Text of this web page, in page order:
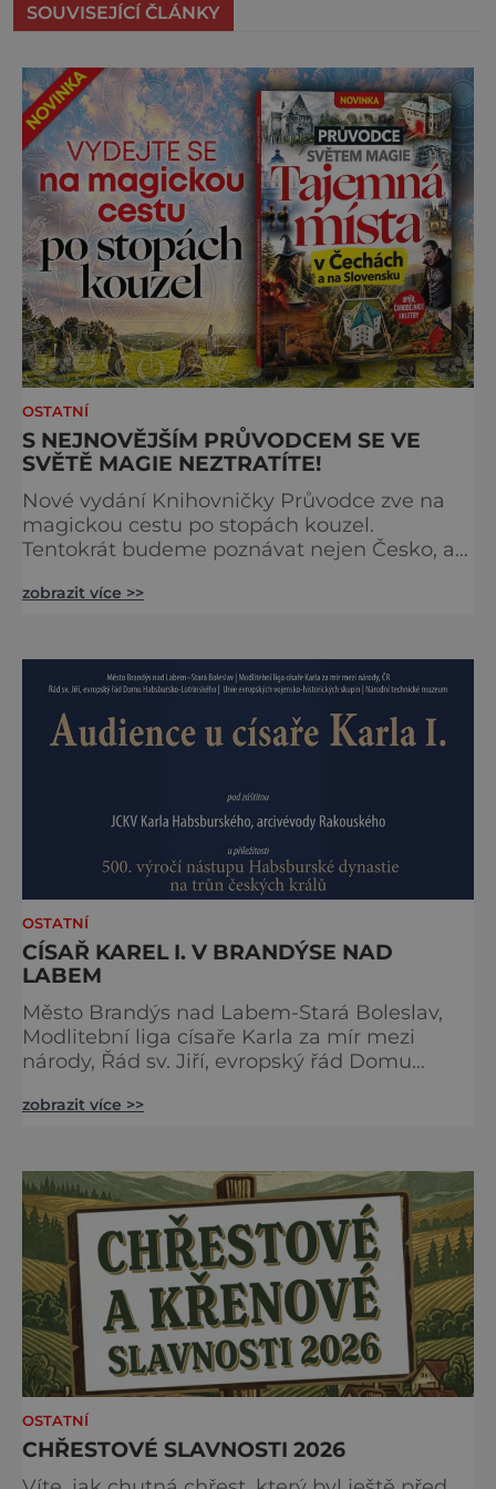
SOUVISEJÍCÍ ČLÁNKY
OSTATNÍ
S NEJNOVĚJŠÍM PRŮVODCEM SE VE
SVĚTĚ MAGIE NEZTRATÍTE!
Nové vydání Knihovničky Průvodce zve na
magickou cestu po stopách kouzel.
Tentokrát budeme poznávat nejen Česko, ale
že obě země jsou okouzlující, není pochyb,
pohled mohlo zdát. Která místa jsou tedy
spojena s kouzly a nadpřirozenem? Turistika
na koštěti Když temnou noc
zobrazit více >>
OSTATNÍ
CÍSAŘ KAREL I. V BRANDÝSE NAD
LABEM
Město Brandýs nad Labem-Stará Boleslav,
Modlitební liga císaře Karla za mír mezi
národy, Řád sv. Jiří, evropský řád Domu
vojensko-historických skupin a Národní
proběhne v sobotu 16. května v Brandýs nad
Labem-Staré Boleslavi. Akci již tradičně
zahájíme přivítáním historick
zobrazit více >>
OSTATNÍ
CHŘESTOVÉ SLAVNOSTI 2026